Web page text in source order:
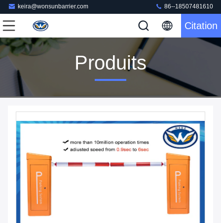
keira@wonsunbarrier.com 86--18507481610
Citation
Produits